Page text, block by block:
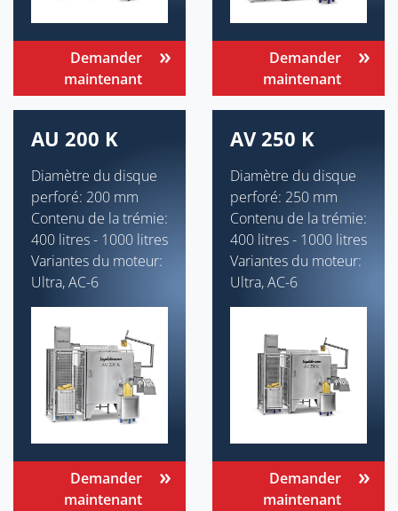
Demander
maintenant
Demander
maintenant
AU 200 K
Diamètre du disque
perforé: 200 mm
Contenu de la trémie:
400 litres - 1000 litres
Variantes du moteur:
Ultra, AC-6
Demander
maintenant
AV 250 K
Diamètre du disque
perforé: 250 mm
Contenu de la trémie:
400 litres - 1000 litres
Variantes du moteur:
Ultra, AC-6
Demander
maintenant